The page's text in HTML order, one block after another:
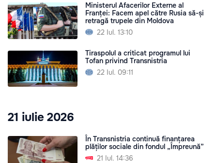
Ministerul Afacerilor Externe al
Franței: Facem apel către Rusia să-și
retragă trupele din Moldova
22 Iul. 13:10
Tiraspolul a criticat programul lui
Tofan privind Transnistria
22 Iul. 09:11
21 iulie 2026
În Transnistria continuă finanțarea
plăților sociale din fondul „Împreună”
21 Iul. 14:36